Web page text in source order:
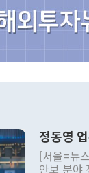
정동영
[서울=뉴
안보 분야